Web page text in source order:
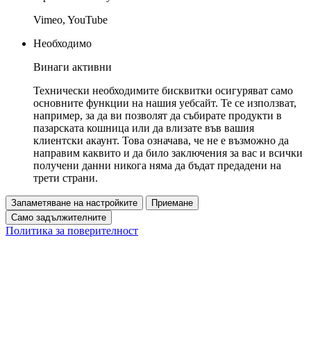
Vimeo, YouTube
Необходимо
Винаги активни
Технически необходимите бисквитки осигуряват само
основните функции на нашия уебсайт. Те се използват,
например, за да ви позволят да събирате продукти в
пазарската кошница или да влизате във вашия
клиентски акаунт. Това означава, че не е възможно да
направим каквито и да било заключения за вас и всички
получени данни никога няма да бъдат предадени на
трети страни.
Запаметяване на настройките
Приемане
Само задължителните
Политика за поверителност